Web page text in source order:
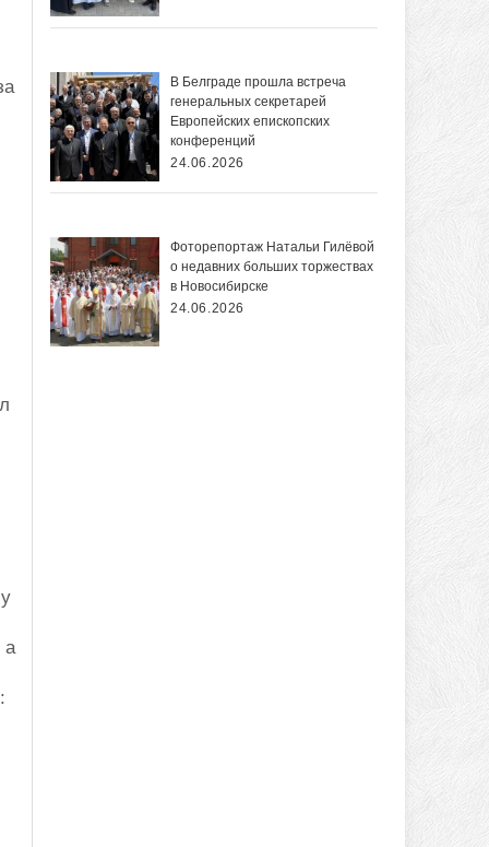
а
В Белграде прошла встреча
генеральных секретарей
Европейских епископских
конференций
24.06.2026
Фоторепортаж Натальи Гилёвой
о недавних больших торжествах
в Новосибирске
24.06.2026